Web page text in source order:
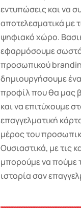
εντυπώσεις και να
αποτελεσματικά με
ψηφιακό χώρο.
εφαρμόσουμε σωστά
προσωπικού
δημιουργήσουμε
προφίλ που θα μας
και να επιτύχουμε
επαγγελματική
μέρος του
Ουσιαστικά, με τις
μπορούμε να πούμε
ιστορία σαν